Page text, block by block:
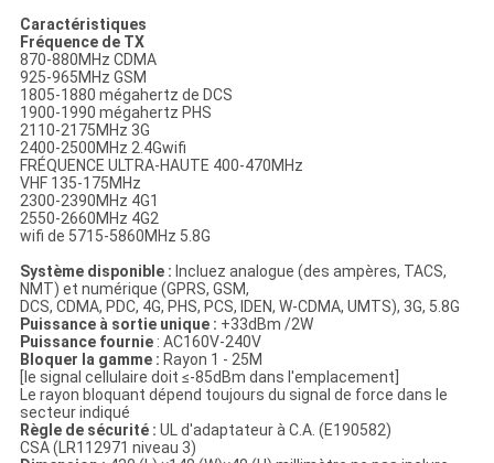
Caractéristiques
Fréquence de TX
870-880MHz CDMA
925-965MHz GSM
1805-1880 mégahertz de DCS
1900-1990 mégahertz PHS
2110-2175MHz 3G
2400-2500MHz 2.4Gwifi
FRÉQUENCE ULTRA-HAUTE 400-470MHz
VHF 135-175MHz
2300-2390MHz 4G1
2550-2660MHz 4G2
wifi de 5715-5860MHz 5.8G
Système disponible : Incluez analogue (des ampères, TACS,
NMT) et numérique (GPRS, GSM,
DCS, CDMA, PDC, 4G, PHS, PCS, IDEN, W-CDMA, UMTS), 3G, 5.8G
Puissance à sortie unique : +33dBm /2W
Puissance fournie: AC160V-240V
Bloquer la gamme : Rayon 1 - 25M
[le signal cellulaire doit ≤-85dBm dans l'emplacement]
Le rayon bloquant dépend toujours du signal de force dans le
secteur indiqué
Règle de sécurité : UL d'adaptateur à C.A. (E190582)
CSA (LR112971 niveau 3)